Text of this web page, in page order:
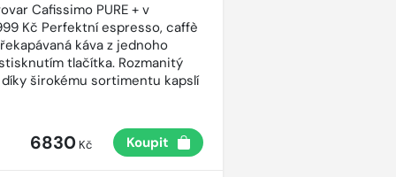
Cafissimo PURE + v
Kč Perfektní espresso, caffè
káva z jednoho
tlačítka. Rozmanitý
širokému sortimentu kapslí
6830Kč Koupit